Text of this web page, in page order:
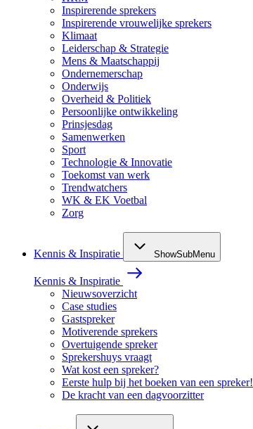
Inspirerende sprekers
Inspirerende vrouwelijke sprekers
Klimaat
Leiderschap & Strategie
Mens & Maatschappij
Ondernemerschap
Onderwijs
Overheid & Politiek
Persoonlijke ontwikkeling
Prinsjesdag
Samenwerken
Sport
Technologie & Innovatie
Toekomst van werk
Trendwatchers
WK & EK Voetbal
Zorg
Kennis & Inspiratie ShowSubMenu
Kennis & Inspiratie
Nieuwsoverzicht
Case studies
Gastspreker
Motiverende sprekers
Overtuigende spreker
Sprekershuys vraagt
Wat kost een spreker?
Eerste hulp bij het boeken van een spreker!
De kracht van een dagvoorzitter